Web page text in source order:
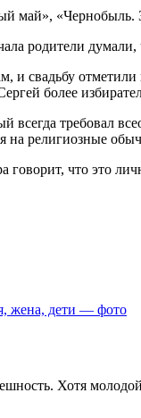
май»,
родители
и свадьбу
более
всегда требовал
религиозные
говорит, что это
жена, дети — фото
Хотя